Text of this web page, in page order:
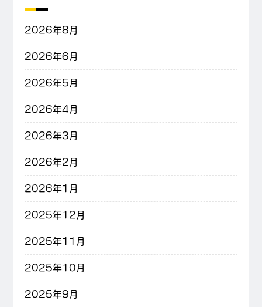
2026年8月
2026年6月
2026年5月
2026年4月
2026年3月
2026年2月
2026年1月
2025年12月
2025年11月
2025年10月
2025年9月